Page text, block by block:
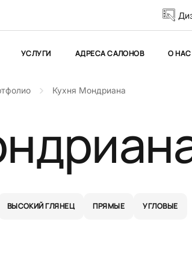
УСЛУГИ АДРЕСА САЛОНОВ О НАС
Кухня Мондриана
ВЫСОКИЙ ГЛЯНЕЦ ПРЯМЫЕ УГЛОВЫЕ